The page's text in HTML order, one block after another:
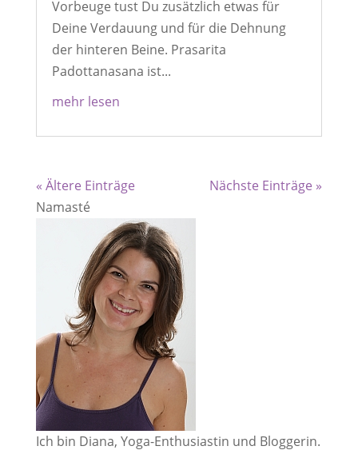
Vorbeuge tust Du zusätzlich etwas für
Deine Verdauung und für die Dehnung
der hinteren Beine. Prasarita
Padottanasana ist...
mehr lesen
« Ältere Einträge
Nächste Einträge »
Namasté
Ich bin Diana, Yoga-Enthusiastin und Bloggerin.